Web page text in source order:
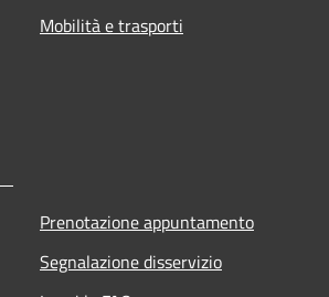
Mobilità e trasporti
Prenotazione appuntamento
Segnalazione disservizio